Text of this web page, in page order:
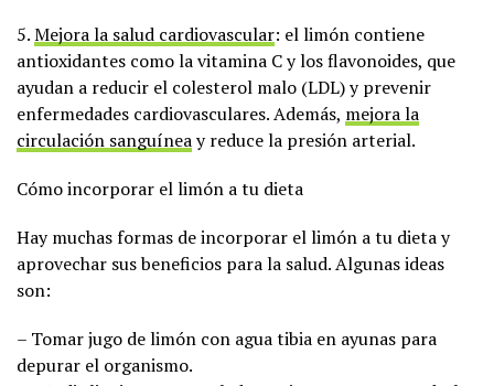
5.Mejora la salud cardiovascular: el limón contiene
antioxidantes como la vitamina C y los flavonoides, que
ayudan a reducir el colesterol malo (LDL) y prevenir
enfermedades cardiovasculares. Además, mejora la
circulación sanguíneay reduce la presión arterial.
Cómo incorporar el limón a tu dieta
Hay muchas formas de incorporar el limón a tu dieta y
aprovechar sus beneficios para la salud. Algunas ideas
son:
– Tomar jugo de limón con agua tibia en ayunas para
depurar el organismo.